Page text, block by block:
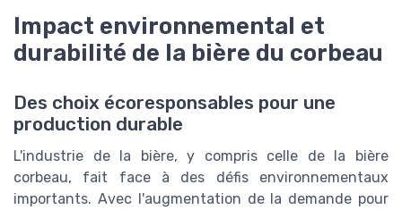
Impact environnemental et
durabilité de la bière du corbeau
Des choix écoresponsables pour une
production durable
L'industrie de la bière, y compris celle de la bière
corbeau, fait face à des défis environnementaux
importants. Avec l'augmentation de la demande pour